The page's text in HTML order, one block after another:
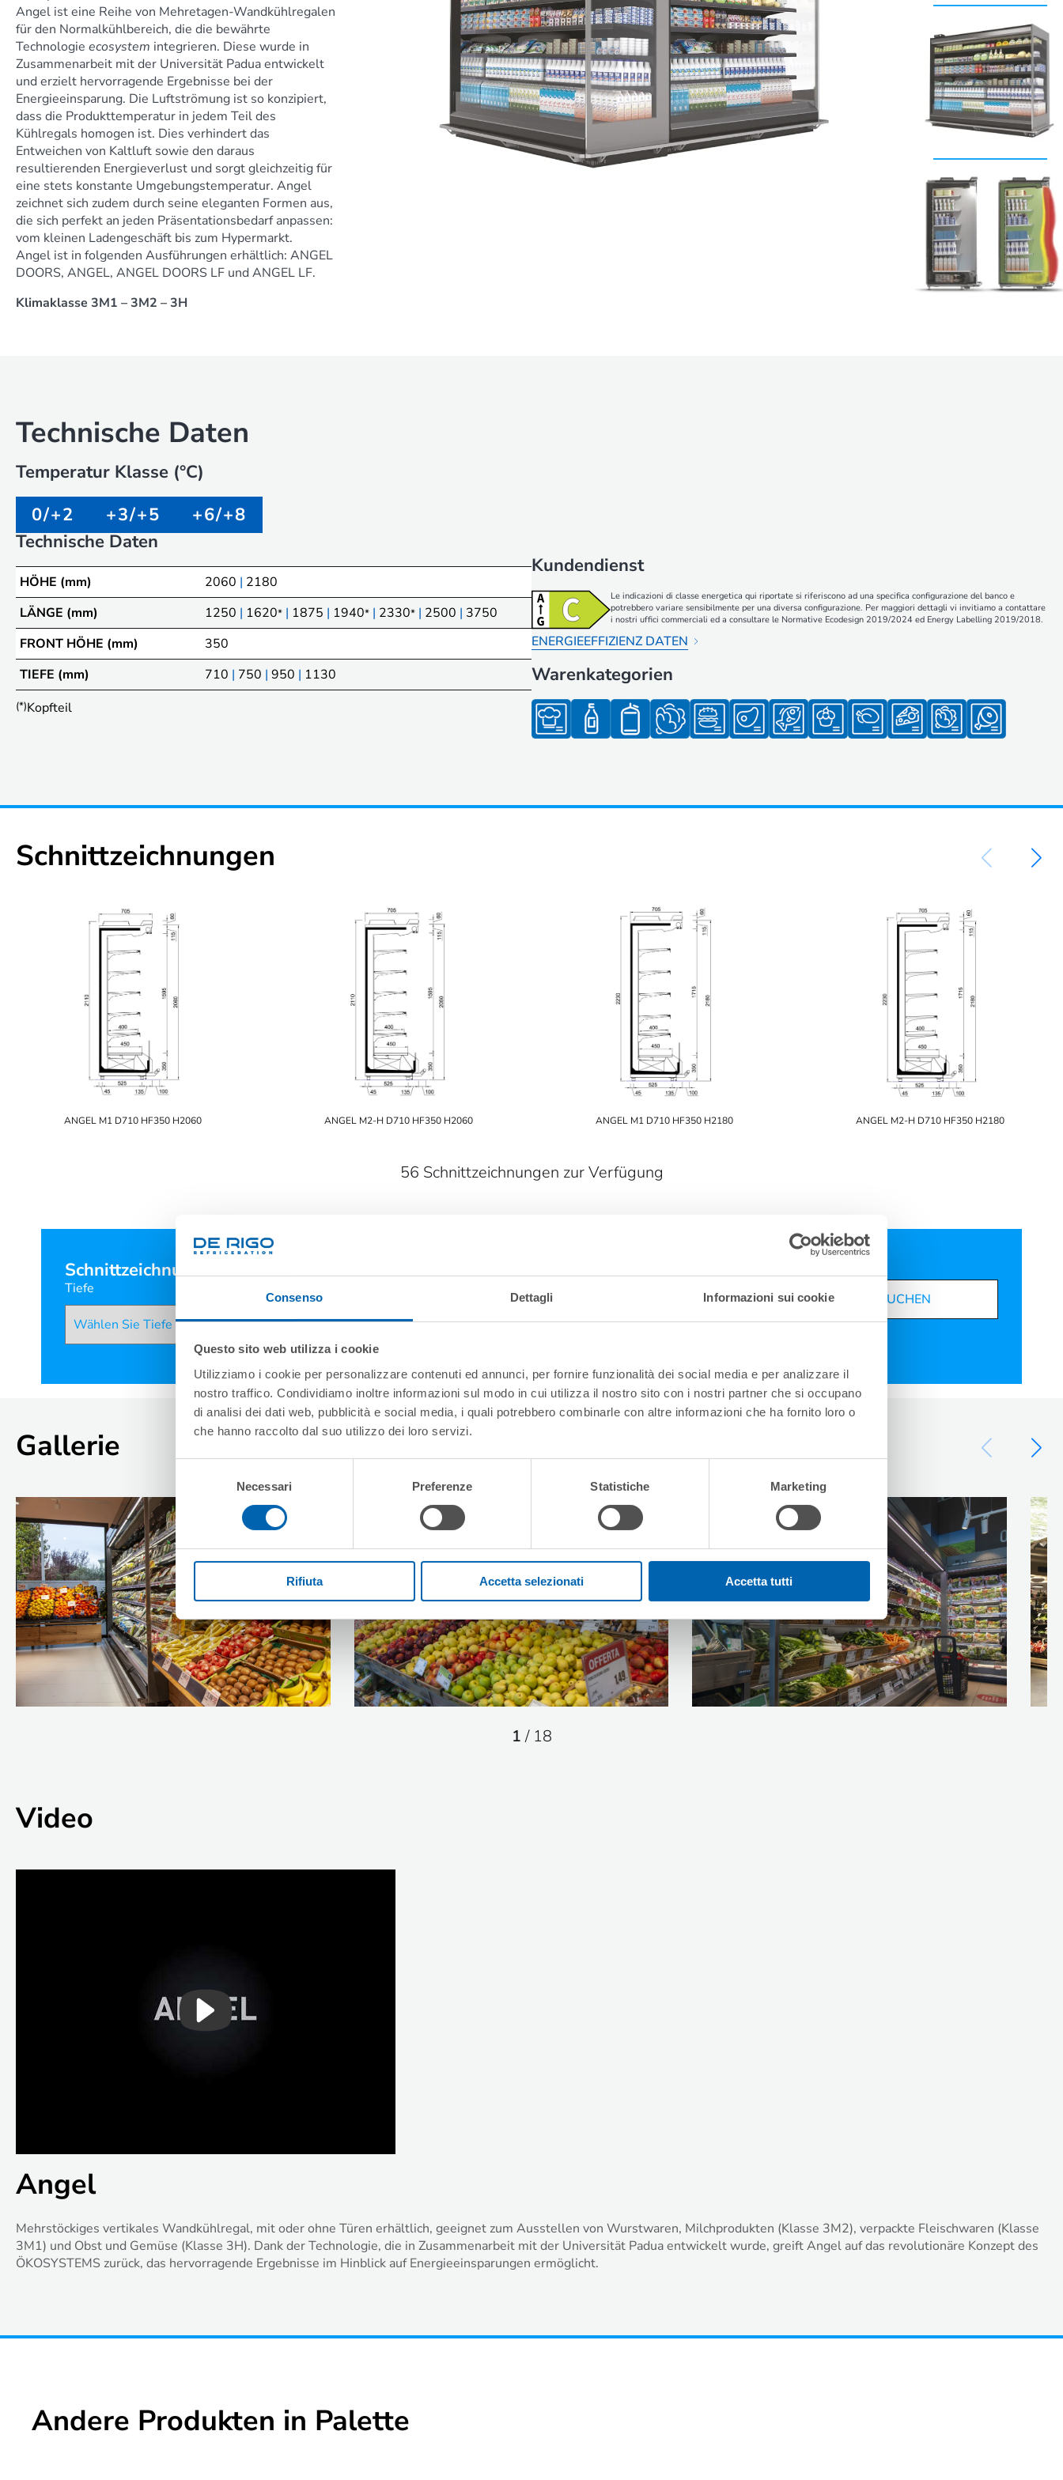
Consenso Dettagli Informazioni sui cookie
Questo sito web utilizza i cookie
Utilizziamo i cookie per personalizzare contenuti ed annunci, per fornire funzionalità dei social media e per analizzare il
nostro traffico. Condividiamo inoltre informazioni sul modo in cui utilizza il nostro sito con i nostri partner che si occupano
di analisi dei dati web, pubblicità e social media, i quali potrebbero combinarle con altre informazioni che ha fornito loro o
che hanno raccolto dal suo utilizzo dei loro servizi.
consenso
Necessari Preferenze Statistiche Marketing
Rifiuta Accetta selezionati Accetta tutti
Angel ist eine Reihe von Mehretagen-Wandkühlregalen
für den Normalkühlbereich, die die bewährte
Technologie ecosystem integrieren. Diese wurde in
Zusammenarbeit mit der Universität Padua entwickelt
und erzielt hervorragende Ergebnisse bei der
Energieeinsparung. Die Luftströmung ist so konzipiert,
dass die Produkttemperatur in jedem Teil des
Kühlregals homogen ist. Dies verhindert das
Entweichen von Kaltluft sowie den daraus
resultierenden Energieverlust und sorgt gleichzeitig für
eine stets konstante Umgebungstemperatur. Angel
zeichnet sich zudem durch seine eleganten Formen aus,
die sich perfekt an jeden Präsentationsbedarf anpassen:
vom kleinen Ladengeschäft bis zum Hypermarkt.
Angel ist in folgenden Ausführungen erhältlich: ANGEL
DOORS, ANGEL, ANGEL DOORS LF und ANGEL LF.
Klimaklasse 3M1 – 3M2 – 3H
Technische Daten
Temperatur Klasse (°C)
0/+2
+3/+5
+6/+8
Technische Daten
HÖHE (mm) 2060 | 2180
LÄNGE (mm)
1250 | 1620* | 1875 | 1940* | 2330* | 2500 | 3750
FRONT HÖHE (mm)
350
TIEFE (mm)
710 | 750 | 950 | 1130
(*)Kopfteil
Kundendienst
Le indicazioni di classe energetica qui riportate si riferiscono ad una specifica configurazione del banco e
potrebbero variare sensibilmente per una diversa configurazione. Per maggiori dettagli vi invitiamo a contattare
i nostri uffici commerciali ed a consultare le Normative Ecodesign 2019/2024 ed Energy Labelling 2019/2018.
ENERGIEEFFIZIENZ DATEN
Warenkategorien
Schnittzeichnungen
ANGEL M1 D710 HF350 H2060 ANGEL M2-H D710 HF350 H2060 ANGEL M1 D710 HF350 H2180 ANGEL M2-H D710 HF350 H2180
56 Schnittzeichnungen zur Verfügung
Schnittzeichnungen suchen
Tiefe
SUCHEN
Gallerie
1/ 18
Video
Angel
Mehrstöckiges vertikales Wandkühlregal, mit oder ohne Türen erhältlich, geeignet zum Ausstellen von Wurstwaren, Milchprodukten (Klasse 3M2), verpackte Fleischwaren (Klasse
3M1) und Obst und Gemüse (Klasse 3H). Dank der Technologie, die in Zusammenarbeit mit der Universität Padua entwickelt wurde, greift Angel auf das revolutionäre Konzept des
ÖKOSYSTEMS zurück, das hervorragende Ergebnisse im Hinblick auf Energieeinsparungen ermöglicht.
Andere Produkten in Palette